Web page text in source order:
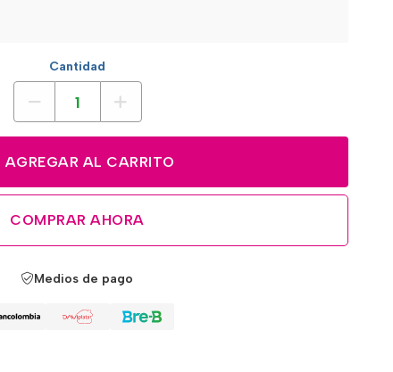
Cantidad
AGREGAR AL CARRITO
COMPRAR AHORA
Medios de pago